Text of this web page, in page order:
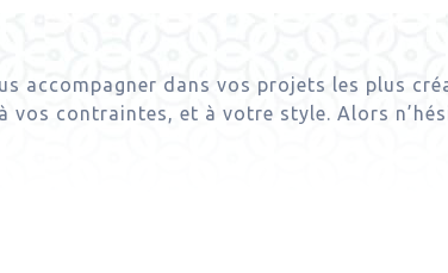
accompagner dans vos projets les plus
vos contraintes, et à votre style. Alors